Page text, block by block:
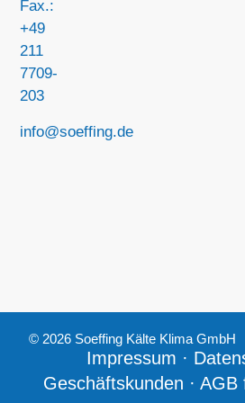
Fax.:
+49
211
7709-
203
info@soeffing.de
© 2026 Soeffing Kälte Klima GmbH
Impressum ·
Geschäftskunden · AGB